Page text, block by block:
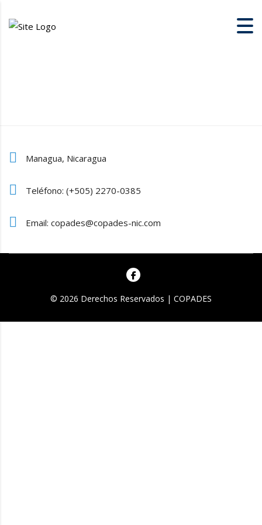
Managua, Nicaragua
Teléfono: (+505) 2270-0385
Email: copades@copades-nic.com
© 2026 Derechos Reservados | COPADES